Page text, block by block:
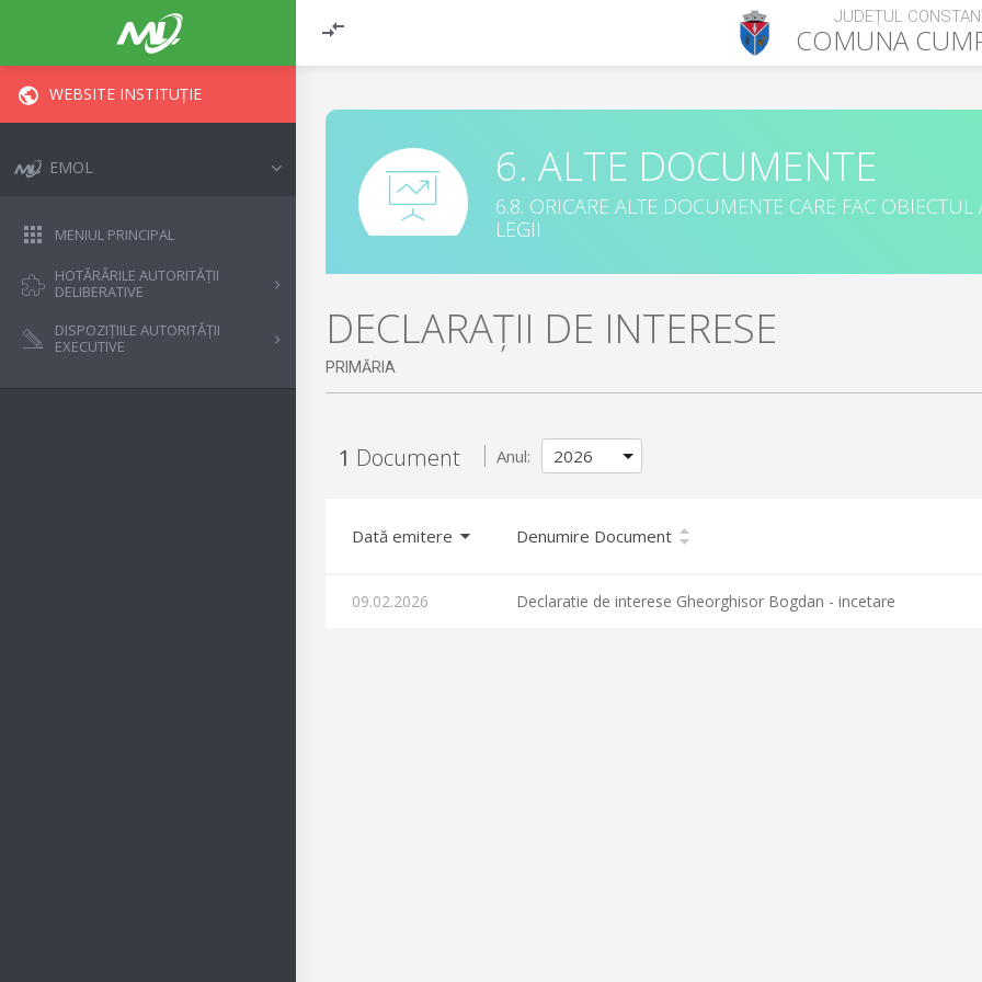
JUDEȚUL
COMUNA
WEBSITE INSTITUȚIE
EMOL
MENIUL PRINCIPAL
HOTĂRÂRILE AUTORITĂȚII
DELIBERATIVE
DISPOZIȚIILE AUTORITĂȚII
EXECUTIVE
6. ALTE DOCUMENTE
6.8. ORICARE ALTE DOCUMENTE CARE FAC
LEGII
DECLARAȚII DE INTERESE
PRIMĂRIA
1 Document Anul:
Dată emitere Denumire Document
09.02.2026 Declaratie de interese Gheorghisor Bogdan - incetare